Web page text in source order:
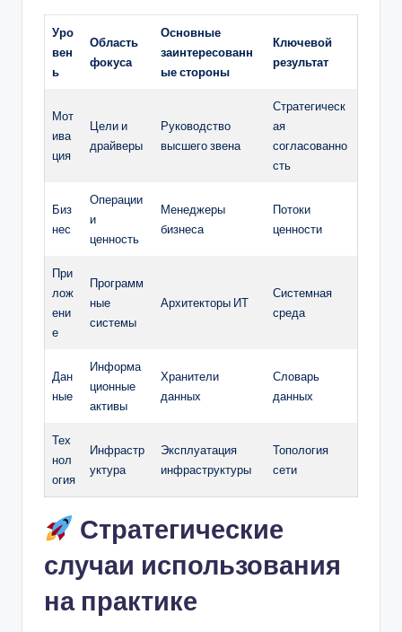
Уро
вен
ь
Область
фокуса
Основные
заинтересованн
ые стороны
Ключевой
результат
Мот
ива
ция
Цели и
драйверы
Руководство
высшего звена
Стратегическ
ая
согласованно
сть
Биз
нес
Операции
и
ценность
Менеджеры
бизнеса
Потоки
ценности
При
лож
ени
е
Программ
ные
системы
Архитекторы ИТ
Системная
среда
Дан
ные
Информа
ционные
активы
Хранители
данных
Словарь
данных
Тех
нол
огия
Инфрастр
уктура
Эксплуатация
инфраструктуры
Топология
сети
Стратегические
случаи использования
на практике